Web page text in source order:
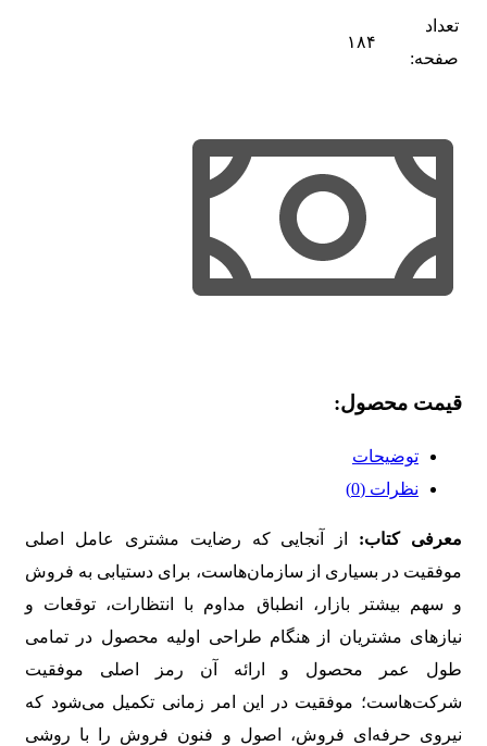
تعداد
صفحه:
۱۸۴
قیمت محصول:​
توضیحات
نظرات (0)
معرفی کتاب:
از آنجایی‌ که رضایت مشتری عامل اصلی
موفقیت در بسیاری از سازمان‌هاست، برای دستیابی به فروش
و سهم بیشتر بازار، انطباق مداوم با انتظارات، توقعات و
نیازهای مشتریان از هنگام طراحی اولیه محصول در تمامی
طول عمر محصول و ارائه آن رمز اصلی موفقیت
شرکت‌هاست؛ موفقیت در این امر زمانی تکمیل می‌شود که
نیروی حرفه‌ای فروش، اصول و فنون فروش را با روشی